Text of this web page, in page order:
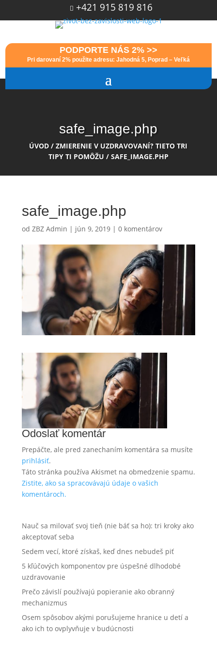
 +421 915 819 816
PODPORTE NÁS 2% >>
Pri darovaní 2% použite adresu: Jahodná 5, Poprad – Veľká
safe_image.php
ÚVOD /ZMIERENIE V UZDRAVOVANÍ? TIETO TRI
TIPY TI POMÔŽU / SAFE_IMAGE.PHP
safe_image.php
od ZBZ Admin | jún 9, 2019| 0 komentárov
Odoslať komentár
Prepáčte, ale pred zanechaním komentára sa musíte
prihlásiť.
Táto stránka používa Akismet na obmedzenie spamu.
Zistite, ako sa spracovávajú údaje o vašich
komentároch.
Nauč sa milovať svoj tieň (nie báť sa ho): tri kroky ako
akceptovať seba
Sedem vecí, ktoré získaš, keď dnes nebudeš piť
5 kľúčových komponentov pre úspešné dlhodobé
uzdravovanie
Prečo závislí používajú popieranie ako obranný
mechanizmus
Osem spôsobov akými porušujeme hranice u detí a
ako ich to ovplyvňuje v budúcnosti